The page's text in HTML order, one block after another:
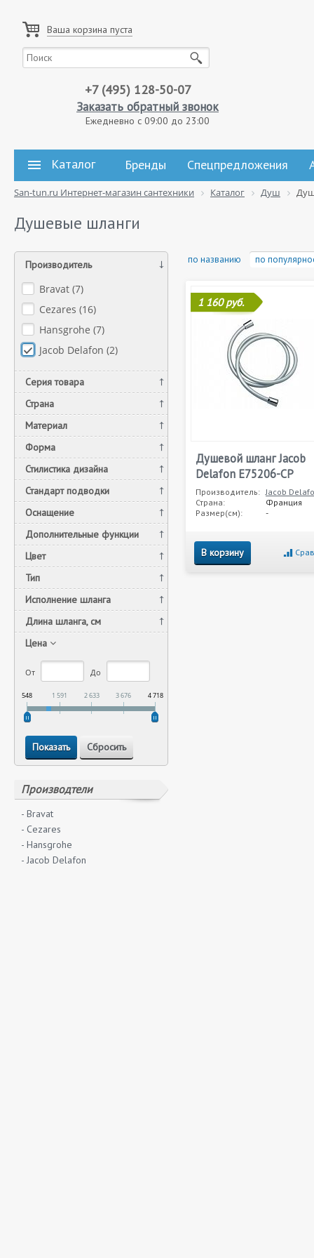
Ваша корзина пуста
+7 (495) 128-50-07
Заказать обратный звонок
Ежедневно с 09:00 до 23:00
Каталог Бренды Спецпредложения
San-tun.ru Интернет-магазин сантехники Каталог Душ
Душевые шланги
Производитель
Bravat (7)
Cezares (16)
Hansgrohe (7)
Jacob Delafon (2)
Серия товара
Страна
Материал
Форма
Стилистика дизайна
Стандарт подводки
Оснащение
Дополнительные функции
Цвет
Тип
Исполнение шланга
Длина шланга, см
Цена
От До
548 1 591 2 633 3 676 4 718
Производтели
- Bravat
- Cezares
- Hansgrohe
- Jacob Delafon
по названию по
1 160 руб.
Душевой шланг Jacob
Delafon E75206-CP
Производитель: Jacob
Страна:
Франция
Размер(см):
-
В корзину